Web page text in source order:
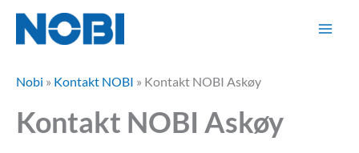
Hopp
innholdet
Nobi » Kontakt NOBI » Kontakt NOBI Askøy
Kontakt NOBI Askøy